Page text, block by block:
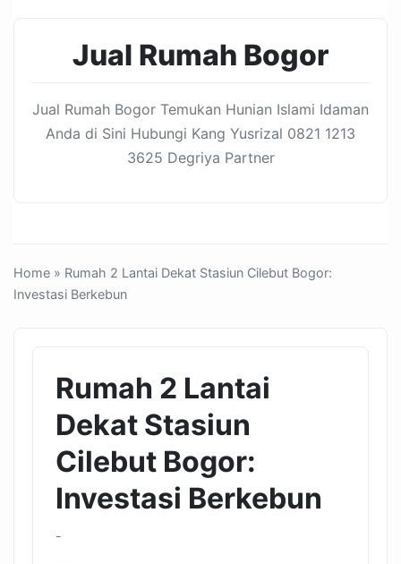
Jual Rumah Bogor
Jual Rumah Bogor Temukan Hunian Islami Idaman
Anda di Sini Hubungi Kang Yusrizal 0821 1213
3625 Degriya Partner
Home » Rumah 2 Lantai Dekat Stasiun Cilebut Bogor:
Investasi Berkebun
Rumah 2 Lantai
Dekat Stasiun
Cilebut Bogor:
Investasi Berkebun
-